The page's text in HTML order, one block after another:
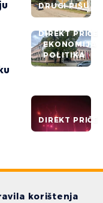
DRUGI PIŠU
DIREKT PRIČE
EKONOMIJA
POLITIKA
DIREKT PRIČE
korištenja